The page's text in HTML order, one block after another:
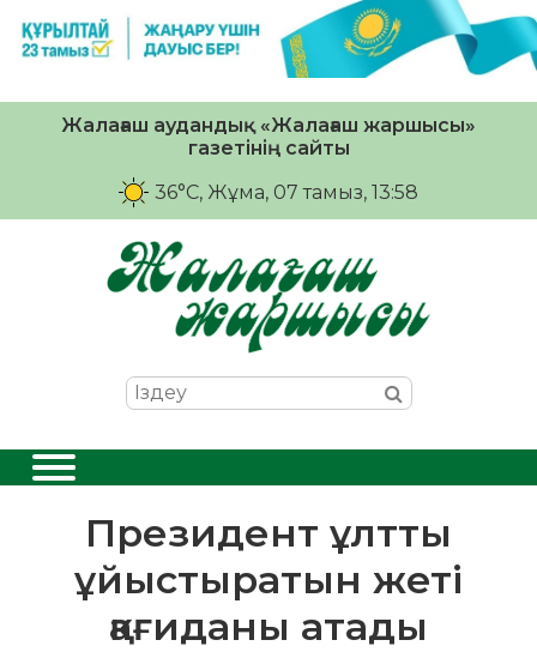
Жалағаш аудандық «Жалағаш жаршысы»
газетінің сайты
36°C, Жұма, 07 тамыз, 13:58
Президент ұлтты
ұйыстыратын жеті
қағиданы атады